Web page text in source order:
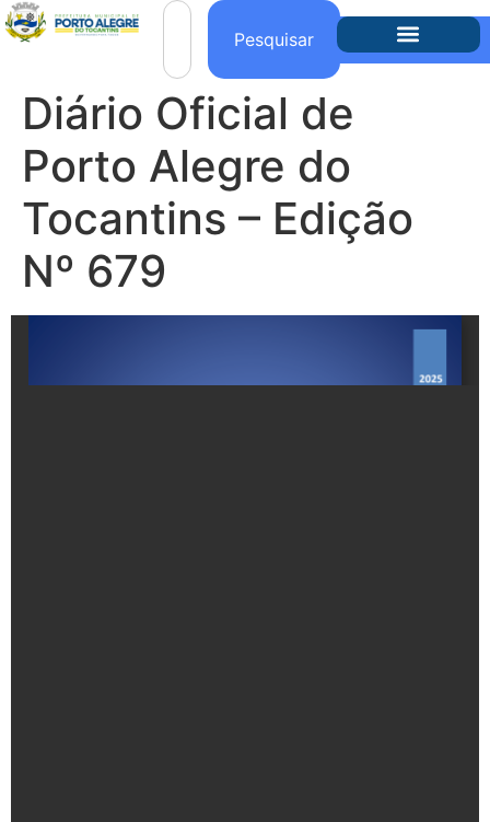
conteúdo
Pesquisar
Diário Oficial de
Porto Alegre do
Tocantins – Edição
Nº 679